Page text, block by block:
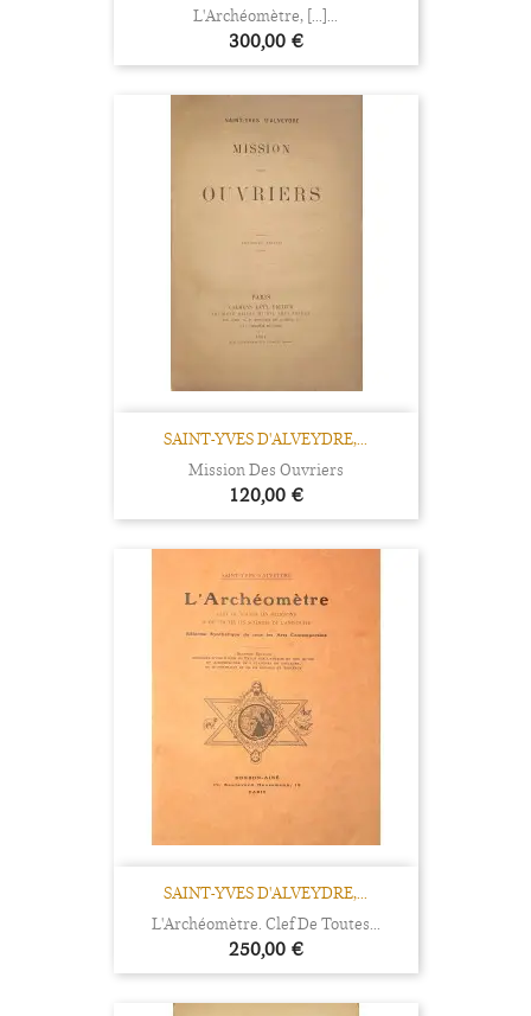
L'Archéomètre, [...]...
Prix
300,00 €
SAINT-YVES D'ALVEYDRE,...
Mission Des Ouvriers
Prix
120,00 €
SAINT-YVES D'ALVEYDRE,...
L'Archéomètre. Clef De Toutes...
Prix
250,00 €